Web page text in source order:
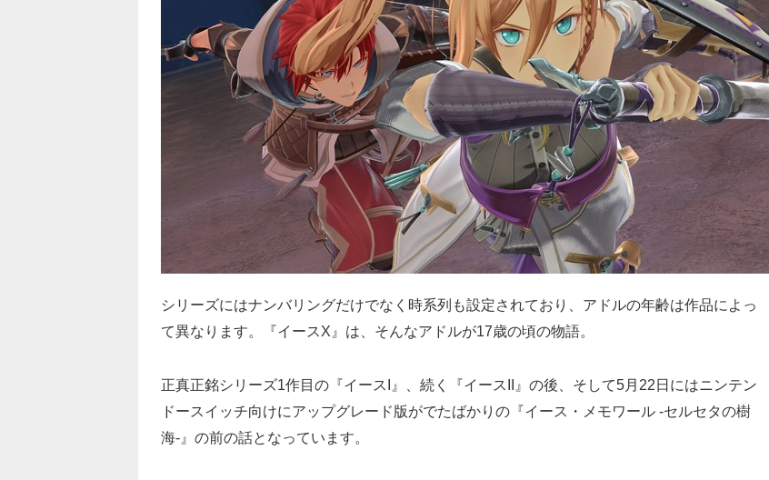
シリーズにはナンバリングだけでなく時系列も設定されており、アドルの年齢は作品によっ
て異なります。『イースX』は、そんなアドルが17歳の頃の物語。
正真正銘シリーズ1作目の『イースI』、続く『イースII』の後、そして5月22日にはニンテン
ドースイッチ向けにアップグレード版がでたばかりの『イース・メモワール -セルセタの樹
海-』の前の話となっています。